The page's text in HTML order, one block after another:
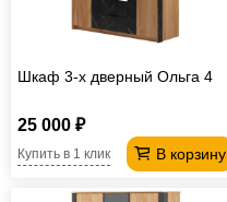
Шкаф 3-х дверный Ольга 4
25 000 ₽
В корзину
Купить в 1 клик